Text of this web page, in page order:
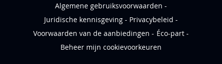
Algemene gebruiksvoorwaarden
Juridische kennisgeving
Privacybeleid
Voorwaarden van de aanbiedingen
Éco-part
Beheer mijn cookievoorkeuren